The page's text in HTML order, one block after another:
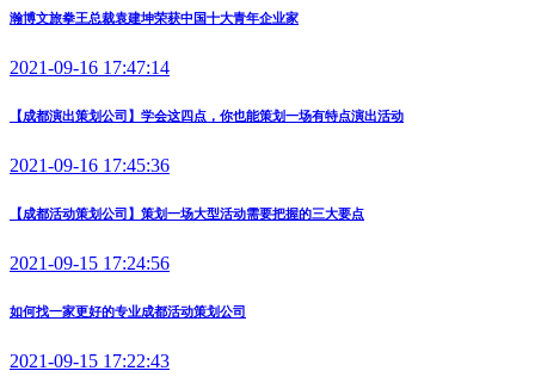
瀚博文旅拳王总裁袁建坤荣获中国十大青年企业家
2021-09-16 17:47:14
【成都演出策划公司】学会这四点，你也能策划一场有特点演出活动
2021-09-16 17:45:36
【成都活动策划公司】策划一场大型活动需要把握的三大要点
2021-09-15 17:24:56
如何找一家更好的专业成都活动策划公司
2021-09-15 17:22:43